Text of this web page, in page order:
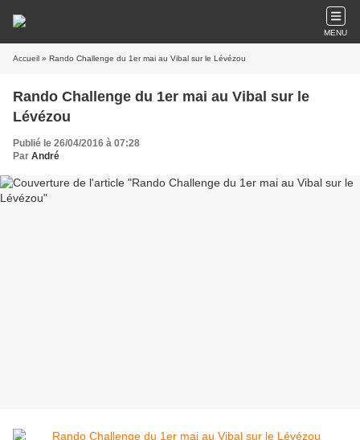
MENU
Accueil » Rando Challenge du 1er mai au Vibal sur le Lévézou
Rando Challenge du 1er mai au Vibal sur le
Lévézou
Publié le 26/04/2016 à 07:28
Par André